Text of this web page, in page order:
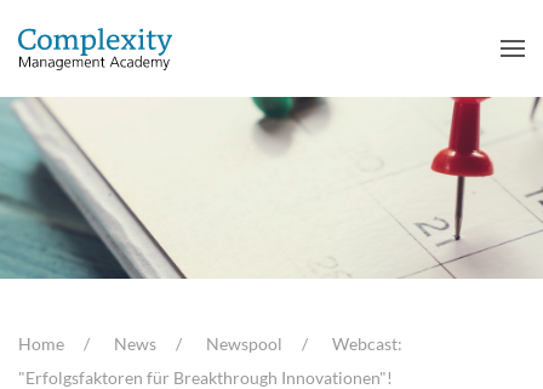
Home News Newspool
Webcast:
"Erfolgsfaktoren für Breakthrough Innovationen"!